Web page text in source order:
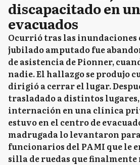
discapacitado en
evacuados
Ocurrió tras las inundaciones
jubilado amputado fue
de asistencia de Pionner,
nadie. El hallazgo se produjo
dirigió a cerrar el lugar.
trasladado a distintos
internación en una clínica
estuvo en el centro de
madrugada lo levantaron
funcionarios del PAMI que le
silla de ruedas que finalmente